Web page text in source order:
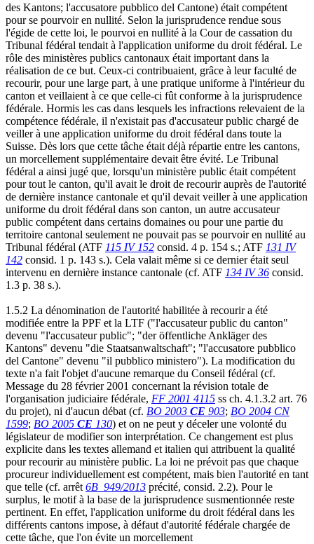
des Kantons; l'accusatore pubblico del Cantone) était compétent
pour se pourvoir en nullité. Selon la jurisprudence rendue sous
l'égide de cette loi, le pourvoi en nullité à la Cour de cassation du
Tribunal fédéral tendait à l'application uniforme du droit fédéral. Le
rôle des ministères publics cantonaux était important dans la
réalisation de ce but. Ceux-ci contribuaient, grâce à leur faculté de
recourir, pour une large part, à une pratique uniforme à l'intérieur du
canton et veillaient à ce que celle-ci fût conforme à la jurisprudence
fédérale. Hormis les cas dans lesquels les infractions relevaient de la
compétence fédérale, il n'existait pas d'accusateur public chargé de
veiller à une application uniforme du droit fédéral dans toute la
Suisse. Dès lors que cette tâche était déjà répartie entre les cantons,
un morcellement supplémentaire devait être évité. Le Tribunal
fédéral a ainsi jugé que, lorsqu'un ministère public était compétent
pour tout le canton, qu'il avait le droit de recourir auprès de l'autorité
de dernière instance cantonale et qu'il devait veiller à une application
uniforme du droit fédéral dans son canton, un autre accusateur
public compétent dans certains domaines ou pour une partie du
territoire cantonal seulement ne pouvait pas se pourvoir en nullité au
Tribunal fédéral (ATF 115 IV 152 consid. 4 p. 154 s.; ATF 131 IV
142 consid. 1 p. 143 s.). Cela valait même si ce dernier était seul
intervenu en dernière instance cantonale (cf. ATF 134 IV 36 consid.
1.3 p. 38 s.).
1.5.2 La dénomination de l'autorité habilitée à recourir a été
modifiée entre la PPF et la LTF ("l'accusateur public du canton"
devenu "l'accusateur public"; "der öffentliche Ankläger des
Kantons" devenu "die Staatsanwaltschaft"; "l'accusatore pubblico
del Cantone" devenu "il pubblico ministero"). La modification du
texte n'a fait l'objet d'aucune remarque du Conseil fédéral (cf.
Message du 28 février 2001 concernant la révision totale de
l'organisation judiciaire fédérale, FF 2001 4115 ss ch. 4.1.3.2 art. 76
du projet), ni d'aucun débat (cf. BO 2003 CE 903; BO 2004 CN
1599; BO 2005 CE 130) et on ne peut y déceler une volonté du
législateur de modifier son interprétation. Ce changement est plus
explicite dans les textes allemand et italien qui attribuent la qualité
pour recourir au ministère public. La loi ne prévoit pas que chaque
procureur individuellement est compétent, mais bien l'autorité en tant
que telle (cf. arrêt 6B_949/2013 précité, consid. 2.2). Pour le
surplus, le motif à la base de la jurisprudence susmentionnée reste
pertinent. En effet, l'application uniforme du droit fédéral dans les
différents cantons impose, à défaut d'autorité fédérale chargée de
cette tâche, que l'on évite un morcellement